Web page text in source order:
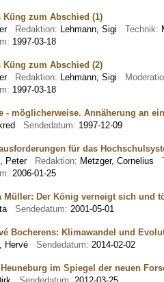
Küng zum Abschied (1)
Redaktion: Lehmann, Sigi Technik:
1997-03-18
Küng zum Abschied (2)
Redaktion: Lehmann, Sigi
1997-03-18
- möglicherweise. Annäherung an
Sendedatum: 1997-12-09
für das
Peter
Redaktion: Metzger, Cornelius
2006-01-25
Müller: Der König verneigt sich und
Sendedatum: 2001-05-01
Bocherens: Klimawandel und
Hervé
Sendedatum: 2014-02-02
im Spiegel der neuen